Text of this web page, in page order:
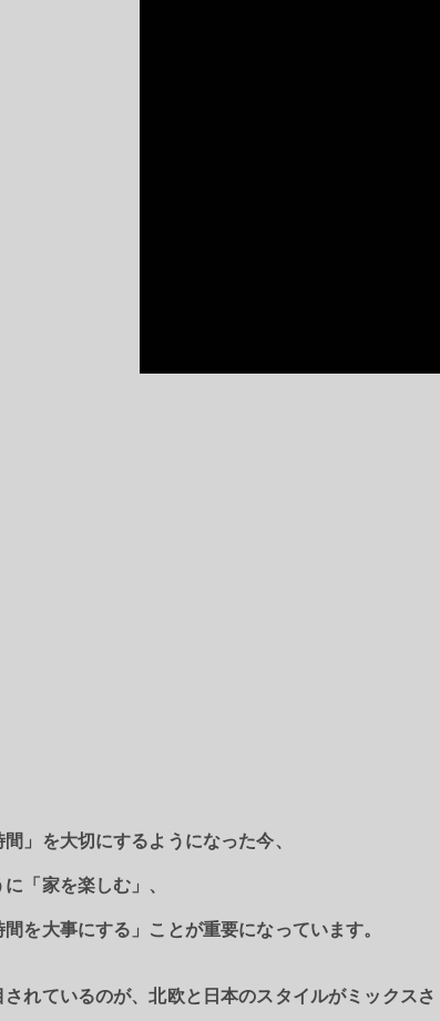
間」を大切にするようになった今、
「家を楽しむ」、
間を大事にする」ことが重要になっています。
されているのが、北欧と日本のスタイルがミックスさ